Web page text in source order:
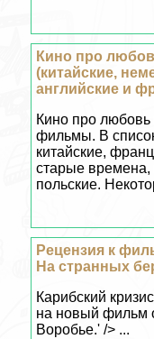
Кино про
(китайские,
английские и
Кино про любовь
фильмы. В
китайские,
старые времена,
польские.
Рецензия к
На странных
Карибский
на новый фильм
Воробье.' /> ...